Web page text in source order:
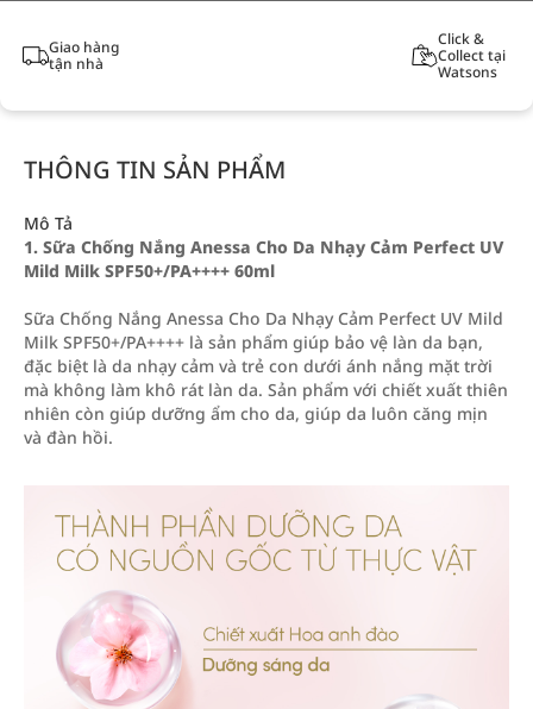
Giao hàng
tận nhà
Click &
Collect tại
Watsons
THÔNG TIN SẢN PHẨM
Mô Tả
1. Sữa Chống Nắng Anessa Cho Da Nhạy Cảm Perfect UV
Mild Milk SPF50+/PA++++ 60ml
Sữa Chống Nắng Anessa Cho Da Nhạy Cảm Perfect UV Mild
Milk SPF50+/PA++++ là sản phẩm giúp bảo vệ làn da bạn,
đặc biệt là da nhạy cảm và trẻ con dưới ánh nắng mặt trời
mà không làm khô rát làn da. Sản phẩm với chiết xuất thiên
nhiên còn giúp dưỡng ẩm cho da, giúp da luôn căng mịn
và đàn hồi.